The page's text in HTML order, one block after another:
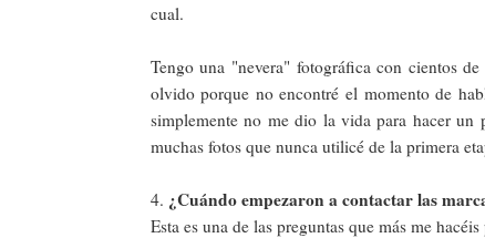
cual.
Tengo una "nevera" fotográfica con cientos
olvido porque no encontré el momento de
simplemente no me dio la vida para hacer un
muchas fotos que nunca utilicé de la primera
4. ¿Cuándo empezaron a contactar las
Esta es una de las preguntas que más me